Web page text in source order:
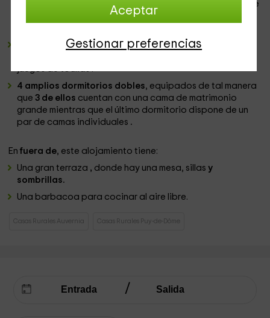
Aceptar
Gestionar preferencias
casa. En el centro tenemos una isla que hace las veces de
junto a la cual se encuentran unos
1 baño completo , en el que encontrarás todo
juegos de toallas .
4 amplios dormitorios dobles, equipados de tal manera
que3 de ellos cuentan con una cama de matrimonio
grande mientras que el último dormitorio dispone de un
par de camas individuales .
Enfuera de, este alojamiento tiene:
Una gran terraza , donde hay una mesa, sillasy
sombrillas.
Una barbacoa para cocinar al aire libre.
Casas Rurales Auvernia Casas Rurales Puy-de-Dôme